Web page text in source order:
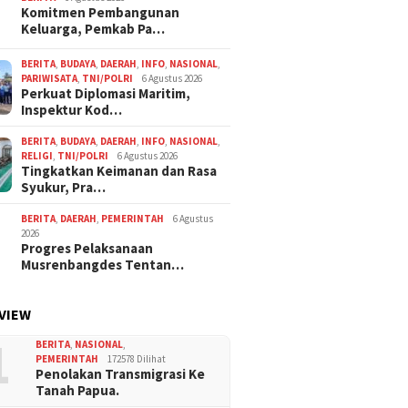
Komitmen Pembangunan
Keluarga, Pemkab Pa…
BERITA, BUDAYA, DAERAH, INFO, NASIONAL,
PARIWISATA, TNI/POLRI 6 Agustus 2026
Perkuat Diplomasi Maritim,
Inspektur Kod…
BERITA, BUDAYA, DAERAH, INFO, NASIONAL,
RELIGI, TNI/POLRI 6 Agustus 2026
Tingkatkan Keimanan dan Rasa
Syukur, Pra…
BERITA, DAERAH, PEMERINTAH
6 Agustus
2026
Progres Pelaksanaan
Musrenbangdes Tentan…
BERITA, NASIONAL,
PEMERINTAH
172578 Dilihat
Penolakan Transmigrasi Ke
Tanah Papua.